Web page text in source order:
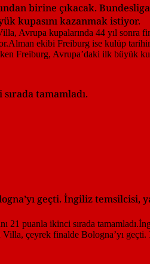
birine çıkacak. Bundesliga
kupasını kazanmak istiyor.
tamamladı.
geçti. İngiliz temsilcisi,